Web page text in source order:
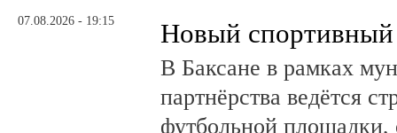
07.08.2026 - 19:15 Новый спортивный
В Баксане в рамках
партнёрства ведётся
футбольной